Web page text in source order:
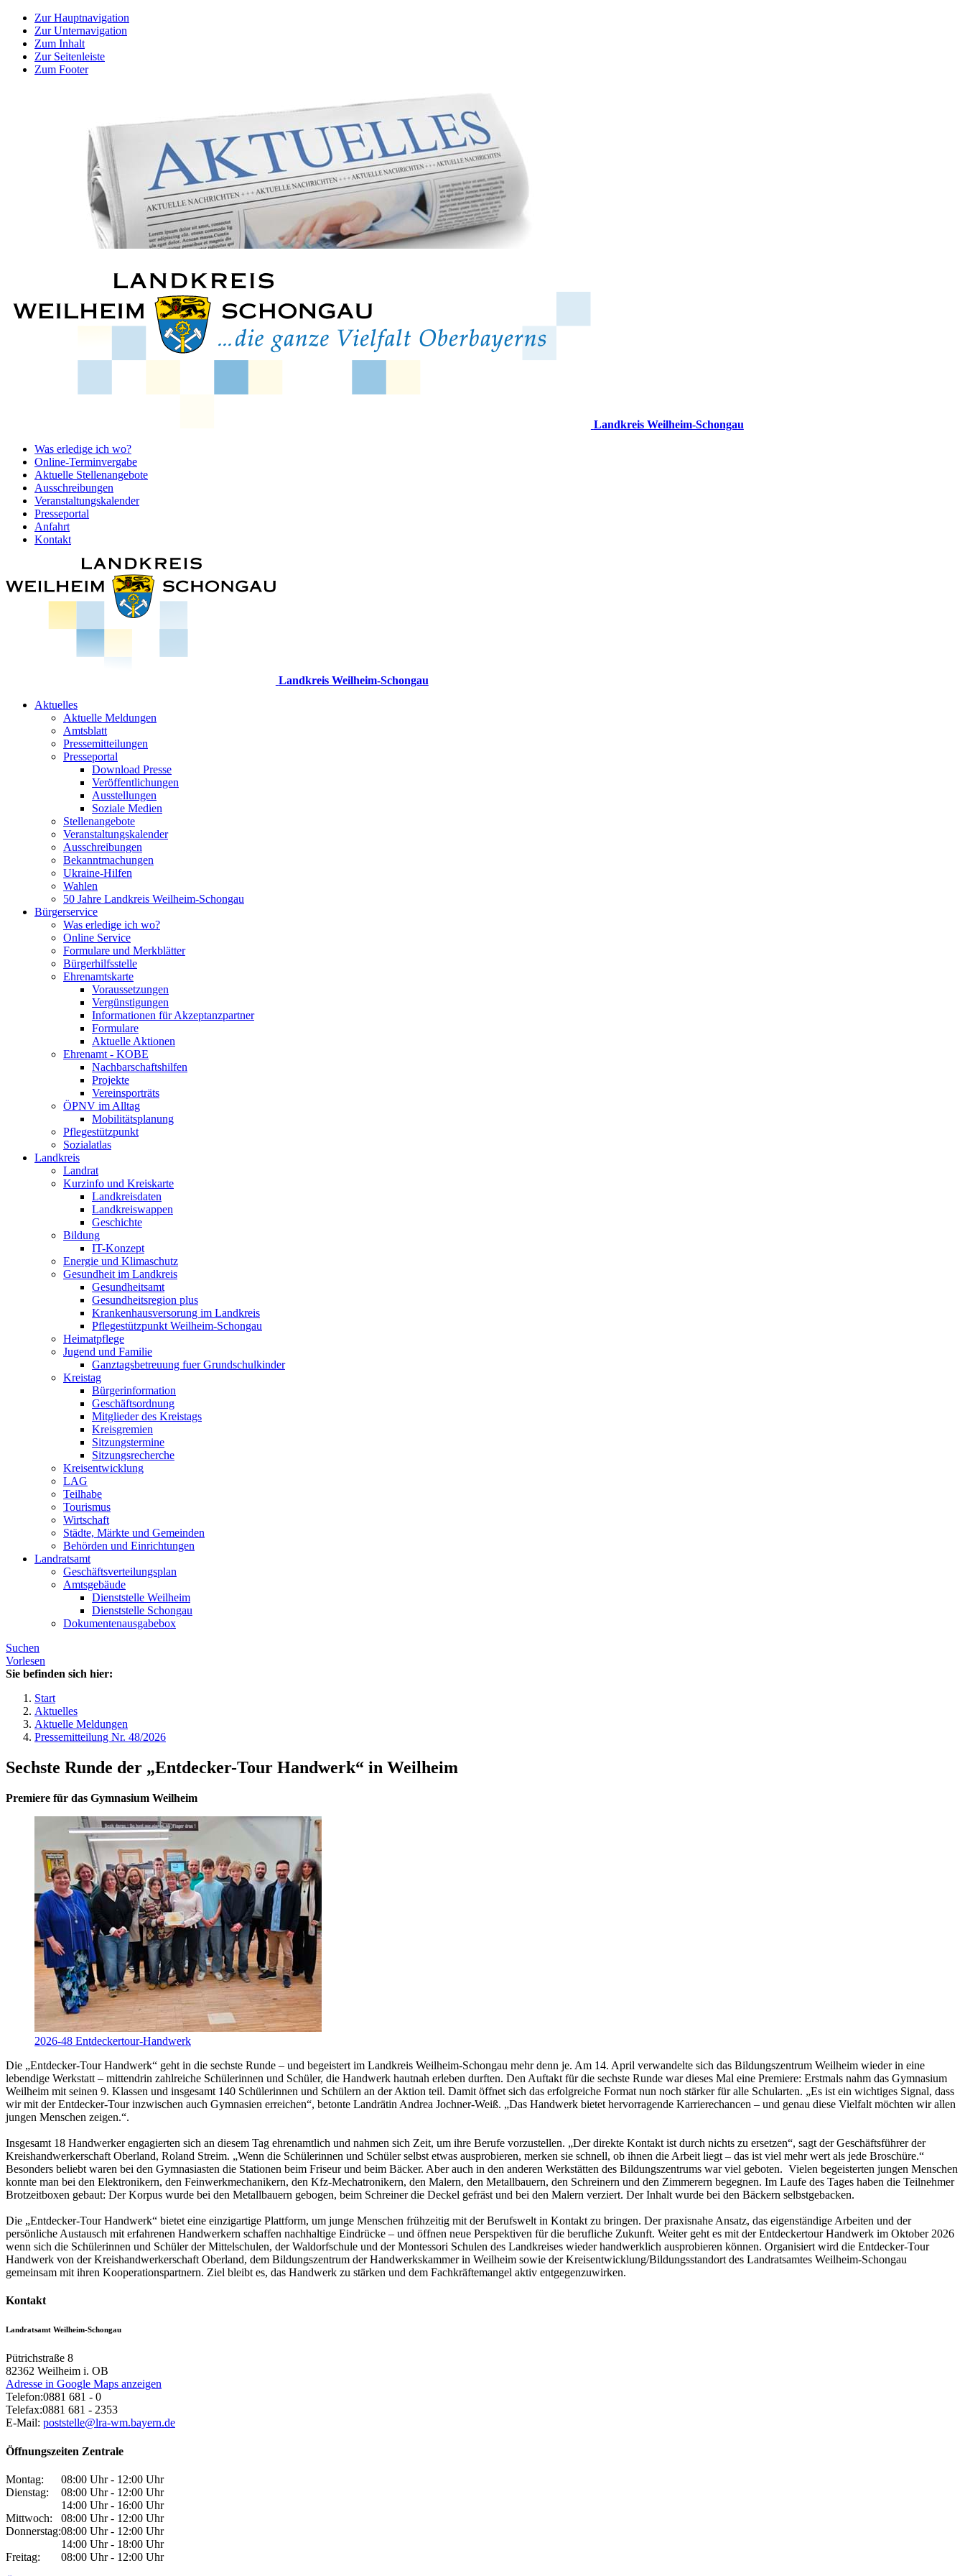
Zur Hauptnavigation
Zur Unternavigation
Zum Inhalt
Zur Seitenleiste
Zum Footer
Landkreis Weilheim-Schongau
Was erledige ich wo?
Online-Terminvergabe
Aktuelle Stellenangebote
Ausschreibungen
Veranstaltungskalender
Presseportal
Anfahrt
Kontakt
Landkreis Weilheim-Schongau
Aktuelles
Aktuelle Meldungen
Amtsblatt
Pressemitteilungen
Presseportal
Download Presse
Veröffentlichungen
Ausstellungen
Soziale Medien
Stellenangebote
Veranstaltungskalender
Ausschreibungen
Bekanntmachungen
Ukraine-Hilfen
Wahlen
50 Jahre Landkreis Weilheim-Schongau
Bürgerservice
Was erledige ich wo?
Online Service
Formulare und Merkblätter
Bürgerhilfsstelle
Ehrenamtskarte
Voraussetzungen
Vergünstigungen
Informationen für Akzeptanzpartner
Formulare
Aktuelle Aktionen
Ehrenamt - KOBE
Nachbarschaftshilfen
Projekte
Vereinsporträts
ÖPNV im Alltag
Mobilitätsplanung
Pflegestützpunkt
Sozialatlas
Landkreis
Landrat
Kurzinfo und Kreiskarte
Landkreisdaten
Landkreiswappen
Geschichte
Bildung
IT-Konzept
Energie und Klimaschutz
Gesundheit im Landkreis
Gesundheitsamt
Gesundheitsregion plus
Krankenhausversorung im Landkreis
Pflegestützpunkt Weilheim-Schongau
Heimatpflege
Jugend und Familie
Ganztagsbetreuung fuer Grundschulkinder
Kreistag
Bürgerinformation
Geschäftsordnung
Mitglieder des Kreistags
Kreisgremien
Sitzungstermine
Sitzungsrecherche
Kreisentwicklung
LAG
Teilhabe
Tourismus
Wirtschaft
Städte, Märkte und Gemeinden
Behörden und Einrichtungen
Landratsamt
Geschäftsverteilungsplan
Amtsgebäude
Dienststelle Weilheim
Dienststelle Schongau
Dokumentenausgabebox
Suchen
Vorlesen
Sie befinden sich hier:
Start
Aktuelles
Aktuelle Meldungen
Pressemitteilung Nr. 48/2026
Sechste Runde der „Entdecker-Tour Handwerk“ in Weilheim
Premiere für das Gymnasium Weilheim
2026-48 Entdeckertour-Handwerk
Die „Entdecker-Tour Handwerk“ geht in die sechste Runde – und begeistert im Landkreis Weilheim-Schongau mehr denn je. Am 14. April verwandelte sich das Bildungszentrum Weilheim wieder in eine
lebendige Werkstatt – mittendrin zahlreiche Schülerinnen und Schüler, die Handwerk hautnah erleben durften. Den Auftakt für die sechste Runde war dieses Mal eine Premiere: Erstmals nahm das Gymnasium
Weilheim mit seinen 9. Klassen und insgesamt 140 Schülerinnen und Schülern an der Aktion teil. Damit öffnet sich das erfolgreiche Format nun noch stärker für alle Schularten. „Es ist ein wichtiges Signal, dass
wir mit der Entdecker-Tour inzwischen auch Gymnasien erreichen“, betonte Landrätin Andrea Jochner-Weiß. „Das Handwerk bietet hervorragende Karrierechancen – und genau diese Vielfalt möchten wir allen
jungen Menschen zeigen.“.
Insgesamt 18 Handwerker engagierten sich an diesem Tag ehrenamtlich und nahmen sich Zeit, um ihre Berufe vorzustellen. „Der direkte Kontakt ist durch nichts zu ersetzen“, sagt der Geschäftsführer der
Kreishandwerkerschaft Oberland, Roland Streim. „Wenn die Schülerinnen und Schüler selbst etwas ausprobieren, merken sie schnell, ob ihnen die Arbeit liegt – das ist viel mehr wert als jede Broschüre.“
Besonders beliebt waren bei den Gymnasiasten die Stationen beim Friseur und beim Bäcker. Aber auch in den anderen Werkstätten des Bildungszentrums war viel geboten. Vielen begeisterten jungen Menschen
konnte man bei den Elektronikern, den Feinwerkmechanikern, den Kfz-Mechatronikern, den Malern, den Metallbauern, den Schreinern und den Zimmerern begegnen. Im Laufe des Tages haben die Teilnehmer
Brotzeitboxen gebaut: Der Korpus wurde bei den Metallbauern gebogen, beim Schreiner die Deckel gefräst und bei den Malern verziert. Der Inhalt wurde bei den Bäckern selbstgebacken.
Die „Entdecker-Tour Handwerk“ bietet eine einzigartige Plattform, um junge Menschen frühzeitig mit der Berufswelt in Kontakt zu bringen. Der praxisnahe Ansatz, das eigenständige Arbeiten und der
persönliche Austausch mit erfahrenen Handwerkern schaffen nachhaltige Eindrücke – und öffnen neue Perspektiven für die berufliche Zukunft. Weiter geht es mit der Entdeckertour Handwerk im Oktober 2026
wenn sich die Schülerinnen und Schüler der Mittelschulen, der Waldorfschule und der Montessori Schulen des Landkreises wieder handwerklich ausprobieren können. Organisiert wird die Entdecker-Tour
Handwerk von der Kreishandwerkerschaft Oberland, dem Bildungszentrum der Handwerkskammer in Weilheim sowie der Kreisentwicklung/Bildungsstandort des Landratsamtes Weilheim-Schongau
gemeinsam mit ihren Kooperationspartnern. Ziel bleibt es, das Handwerk zu stärken und dem Fachkräftemangel aktiv entgegenzuwirken.
Kontakt
Landratsamt Weilheim-Schongau
Pütrichstraße 8
82362 Weilheim i. OB
Adresse in Google Maps anzeigen
Telefon:0881 681 - 0
Telefax:0881 681 - 2353
E-Mail: poststelle@lra-wm.bayern.de
Öffnungszeiten Zentrale
Montag:
08:00 Uhr - 12:00 Uhr
Dienstag:
08:00 Uhr - 12:00 Uhr
14:00 Uhr - 16:00 Uhr
Mittwoch:
08:00 Uhr - 12:00 Uhr
Donnerstag:08:00 Uhr - 12:00 Uhr
14:00 Uhr - 18:00 Uhr
Freitag:
08:00 Uhr - 12:00 Uhr